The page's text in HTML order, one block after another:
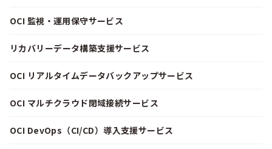
OCI 監視・運用保守サービス
リカバリーデータ構築支援サービス
OCI リアルタイムデータバックアップサービス
OCI マルチクラウド閉域接続サービス
OCI DevOps（CI/CD）導入支援サービス